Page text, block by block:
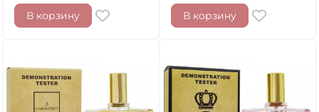
В корзину В корзину